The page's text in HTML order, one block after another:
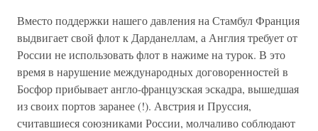
Вместо поддержки нашего давления на Стамбул Франция
выдвигает свой флот к Дарданеллам, а Англия требует от
России не использовать флот в нажиме на турок. В это
время в нарушение международных договоренностей в
Босфор прибывает англо-французская эскадра, вышедшая
из своих портов заранее (!). Австрия и Пруссия,
считавшиеся союзниками России, молчаливо соблюдают